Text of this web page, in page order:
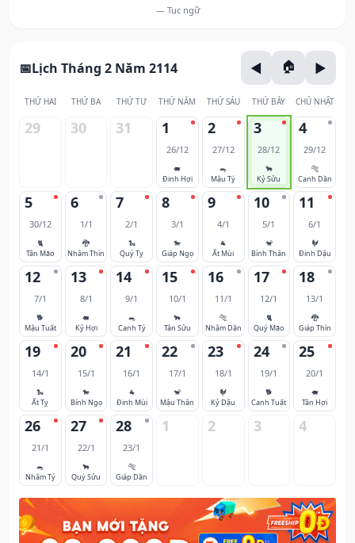
— Tục ngữ
Lịch Tháng 2 Năm 2114
THỨ HAI THỨ BA THỨ TƯ THỨ NĂM THỨ SÁU THỨ BẢY CHỦ NHẬT
29 30 31 1
26/12
🐖
Đinh Hợi
2
27/12
🐀
Mậu Tý
3
28/12
🐂
Kỷ Sửu
4
29/12
🐅
Canh Dần
5
30/12
🐈
Tân Mão
6
1/1
🐉
Nhâm Thìn
7
2/1
🐍
Quý Tỵ
8
3/1
🐎
Giáp Ngọ
9
4/1
🐐
Ất Mùi
10
5/1
🐒
Bính Thân
11
6/1
🐓
Đinh Dậu
12
7/1
🐕
Mậu Tuất
13
8/1
🐖
Kỷ Hợi
14
9/1
🐀
Canh Tý
15
10/1
🐂
Tân Sửu
16
11/1
🐅
Nhâm Dần
17
12/1
🐈
Quý Mão
18
13/1
🐉
Giáp Thìn
19
14/1
🐍
Ất Tỵ
20
15/1
🐎
Bính Ngọ
21
16/1
🐐
Đinh Mùi
22
17/1
🐒
Mậu Thân
23
18/1
🐓
Kỷ Dậu
24
19/1
🐕
Canh Tuất
25
20/1
🐖
Tân Hợi
26
21/1
🐀
Nhâm Tý
27
22/1
🐂
Quý Sửu
28
23/1
🐅
Giáp Dần
1 2 3 4